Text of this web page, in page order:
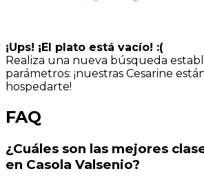
¡Ups! ¡El plato está vacío! :(
Realiza una nueva búsqueda
parámetros: ¡nuestras Cesarine
hospedarte!
FAQ
¿Cuáles son las mejores
en Casola Valsenio?